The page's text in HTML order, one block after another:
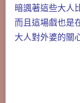
暗諷著這些大人
而且這場戲也是
大人對外婆的關